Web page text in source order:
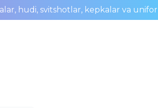
hudi, svitshotlar, kepkalar va